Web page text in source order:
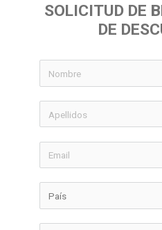
SOLICITUD DE
DE